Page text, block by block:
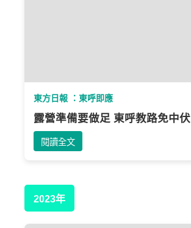
東方日報 ：東呼即應
露營準備要做足 東呼教路免中伏
閱讀全文
2023年